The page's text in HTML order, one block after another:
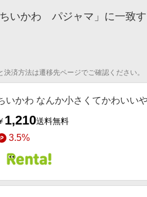
いかわ パジャマ」に一致す
済方法は遷移先ページでご確認ください。
いかわ なんか小さくてかわいい
1,210送料無料
3.5%